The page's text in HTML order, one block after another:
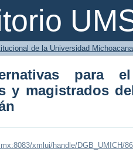
para el
Judicial del
de la Universidad
para
y magistrados
xmlui/handle/DGB_UMICH/